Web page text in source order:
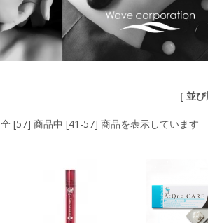
[ 並
全 [57] 商品中 [41-57] 商品を表示しています